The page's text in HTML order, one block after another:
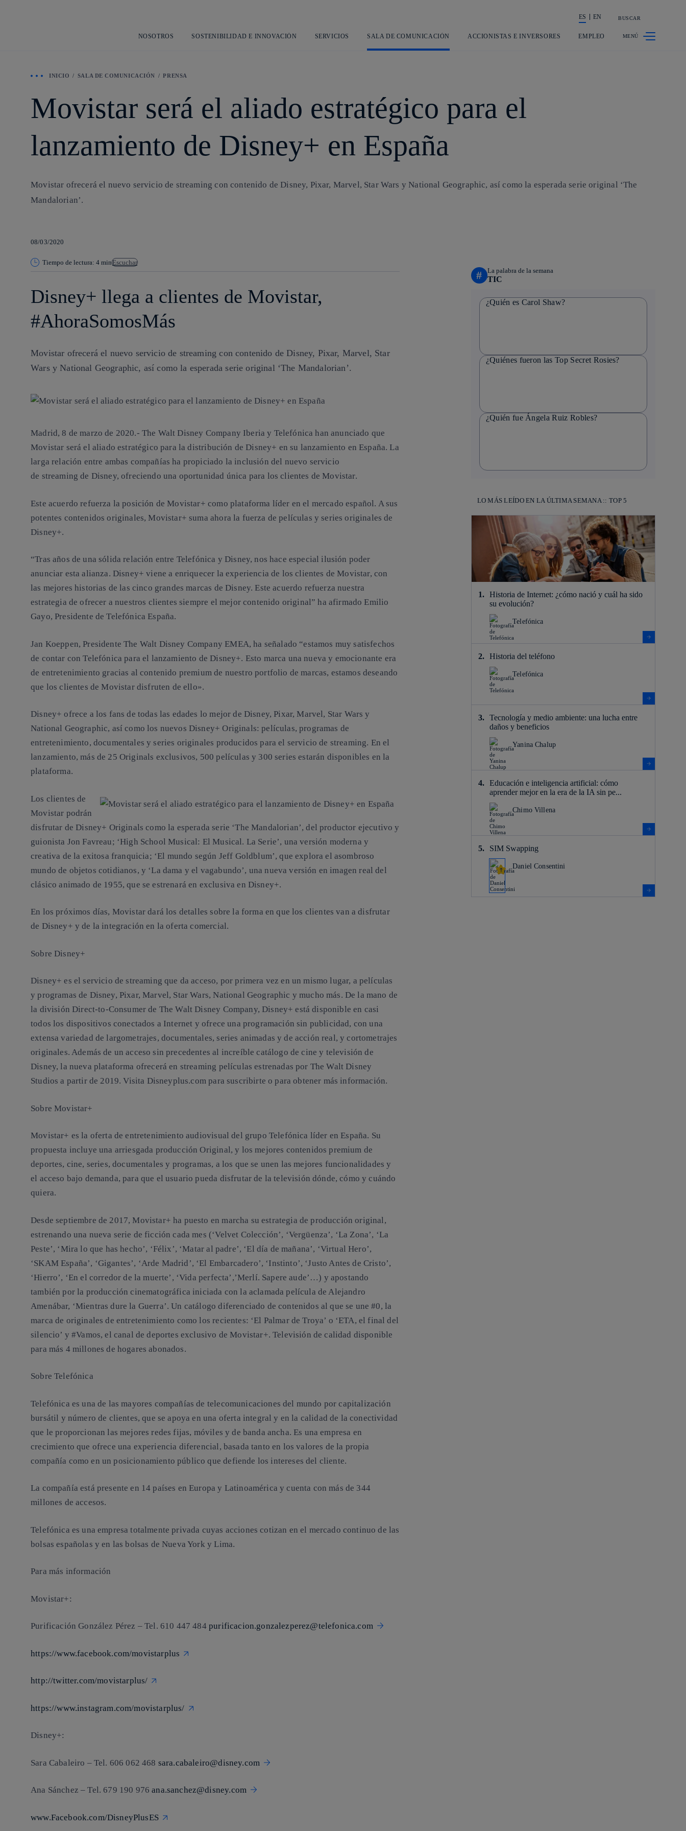
principal
La acción en accionistas e inversores
ES EN BUSCAR
NOSOTROS SOSTENIBILIDAD E INNOVACIÓN SERVICIOS SALA DE COMUNICACIÓN ACCIONISTAS E INVERSORES EMPLEO
INICIO SALA DE COMUNICACIÓN PRENSA
Movistar será el aliado estratégico para el
lanzamiento de Disney+ en España
Movistar ofrecerá el nuevo servicio de streaming con contenido de Disney, Pixar, Marvel, Star Wars y National Geographic, así como la esperada serie original ‘The
Mandalorian’.
08/03/2020
Tiempo de lectura: 4 minEscuchar
Disney+ llega a clientes de Movistar,
#AhoraSomosMás
Movistar ofrecerá el nuevo servicio de streaming con contenido de Disney, Pixar, Marvel, Star
Wars y National Geographic, así como la esperada serie original ‘The Mandalorian’.
Madrid, 8 de marzo de 2020.- The Walt Disney Company Iberia y Telefónica han anunciado que
Movistar será el aliado estratégico para la distribución de Disney+ en su lanzamiento en España. La
larga relación entre ambas compañías ha propiciado la inclusión del nuevo servicio
de streaming de Disney, ofreciendo una oportunidad única para los clientes de Movistar.
Este acuerdo refuerza la posición de Movistar+ como plataforma líder en el mercado español. A sus
potentes contenidos originales, Movistar+ suma ahora la fuerza de películas y series originales de
Disney+.
“Tras años de una sólida relación entre Telefónica y Disney, nos hace especial ilusión poder
anunciar esta alianza. Disney+ viene a enriquecer la experiencia de los clientes de Movistar, con
las mejores historias de las cinco grandes marcas de Disney. Este acuerdo refuerza nuestra
estrategia de ofrecer a nuestros clientes siempre el mejor contenido original” ha afirmado Emilio
Gayo, Presidente de Telefónica España.
Jan Koeppen, Presidente The Walt Disney Company EMEA, ha señalado “estamos muy satisfechos
de contar con Telefónica para el lanzamiento de Disney+. Esto marca una nueva y emocionante era
de entretenimiento gracias al contenido premium de nuestro portfolio de marcas, estamos deseando
que los clientes de Movistar disfruten de ello».
Disney+ ofrece a los fans de todas las edades lo mejor de Disney, Pixar, Marvel, Star Wars y
National Geographic, así como los nuevos Disney+ Originals: películas, programas de
entretenimiento, documentales y series originales producidos para el servicio de streaming. En el
lanzamiento, más de 25 Originals exclusivos, 500 películas y 300 series estarán disponibles en la
plataforma.
Los clientes de
Movistar podrán
disfrutar de Disney+ Originals como la esperada serie ‘The Mandalorian’, del productor ejecutivo y
guionista Jon Favreau; ‘High School Musical: El Musical. La Serie’, una versión moderna y
creativa de la exitosa franquicia; ‘El mundo según Jeff Goldblum’, que explora el asombroso
mundo de objetos cotidianos, y ‘La dama y el vagabundo’, una nueva versión en imagen real del
clásico animado de 1955, que se estrenará en exclusiva en Disney+.
En los próximos días, Movistar dará los detalles sobre la forma en que los clientes van a disfrutar
de Disney+ y de la integración en la oferta comercial.
Sobre Disney+
Disney+ es el servicio de streaming que da acceso, por primera vez en un mismo lugar, a películas
y programas de Disney, Pixar, Marvel, Star Wars, National Geographic y mucho más. De la mano de
la división Direct-to-Consumer de The Walt Disney Company, Disney+ está disponible en casi
todos los dispositivos conectados a Internet y ofrece una programación sin publicidad, con una
extensa variedad de largometrajes, documentales, series animadas y de acción real, y cortometrajes
originales. Además de un acceso sin precedentes al increíble catálogo de cine y televisión de
Disney, la nueva plataforma ofrecerá en streaming películas estrenadas por The Walt Disney
Studios a partir de 2019. Visita Disneyplus.com para suscribirte o para obtener más información.
Sobre Movistar+
Movistar+ es la oferta de entretenimiento audiovisual del grupo Telefónica líder en España. Su
propuesta incluye una arriesgada producción Original, y los mejores contenidos premium de
deportes, cine, series, documentales y programas, a los que se unen las mejores funcionalidades y
el acceso bajo demanda, para que el usuario pueda disfrutar de la televisión dónde, cómo y cuándo
quiera.
Desde septiembre de 2017, Movistar+ ha puesto en marcha su estrategia de producción original,
estrenando una nueva serie de ficción cada mes (‘Velvet Colección’, ‘Vergüenza’, ‘La Zona’, ‘La
Peste’, ‘Mira lo que has hecho’, ‘Félix’, ‘Matar al padre’, ‘El día de mañana’, ‘Virtual Hero’,
‘SKAM España’, ‘Gigantes’, ‘Arde Madrid’, ‘El Embarcadero’, ‘Instinto’, ‘Justo Antes de Cristo’,
‘Hierro’, ‘En el corredor de la muerte’, ‘Vida perfecta’,’Merlí. Sapere aude’…) y apostando
también por la producción cinematográfica iniciada con la aclamada película de Alejandro
Amenábar, ‘Mientras dure la Guerra’. Un catálogo diferenciado de contenidos al que se une #0, la
marca de originales de entretenimiento como los recientes: ‘El Palmar de Troya’ o ‘ETA, el final del
silencio’ y #Vamos, el canal de deportes exclusivo de Movistar+. Televisión de calidad disponible
para más 4 millones de hogares abonados.
Sobre Telefónica
Telefónica es una de las mayores compañías de telecomunicaciones del mundo por capitalización
bursátil y número de clientes, que se apoya en una oferta integral y en la calidad de la conectividad
que le proporcionan las mejores redes fijas, móviles y de banda ancha. Es una empresa en
crecimiento que ofrece una experiencia diferencial, basada tanto en los valores de la propia
compañía como en un posicionamiento público que defiende los intereses del cliente.
La compañía está presente en 14 países en Europa y Latinoamérica y cuenta con más de 344
millones de accesos.
Telefónica es una empresa totalmente privada cuyas acciones cotizan en el mercado continuo de las
bolsas españolas y en las bolsas de Nueva York y Lima.
Para más información
Movistar+:
Purificación González Pérez – Tel. 610 447 484 purificacion.gonzalezperez@telefonica.com
https://www.facebook.com/movistarplus
http://twitter.com/movistarplus/
https://www.instagram.com/movistarplus/
Disney+:
Sara Cabaleiro – Tel. 606 062 468 sara.cabaleiro@disney.com
Ana Sánchez – Tel. 679 190 976ana.sanchez@disney.com
www.Facebook.com/DisneyPlusES
# La palabra de la semana
TIC
¿Quién es Carol Shaw?
¿Quiénes fueron las Top Secret Rosies?
¿Quién fue Ángela Ruiz Robles?
LO MÁS LEÍDO EN LA ÚLTIMA SEMANA :: TOP 5
Historia de Internet: ¿cómo nació y cuál ha sido
su evolución?
Telefónica
Historia del teléfono
Telefónica
Tecnología y medio ambiente: una lucha entre
daños y beneficios
Yanina Chalup
Educación e inteligencia artificial: cómo
aprender mejor en la era de la IA sin pe...
Chimo Villena
SIM Swapping
Daniel Consentini